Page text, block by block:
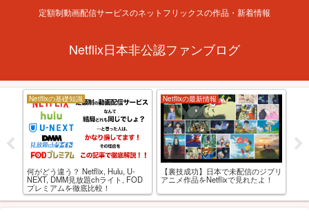
定額制動画配信サービスのネットフリックスの作品・新着情報
Netflix日本非公認ファンブログ
Netflixの基礎知識
何がどう違う？ Netflix, Hulu, U-
NEXT, DMM見放題chライト, FOD
プレミアムを徹底比較！
Netflixの最新情報
【裏技成功】日本で未配信のジブリ
アニメ作品をNetflixで見れたよ！